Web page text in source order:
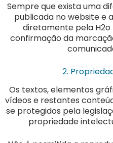
Sempre que exista uma
publicada no website e
diretamente pela H2o
confirmação da
2.
Os textos, elementos
vídeos e restantes
se protegidos pela
propriedade